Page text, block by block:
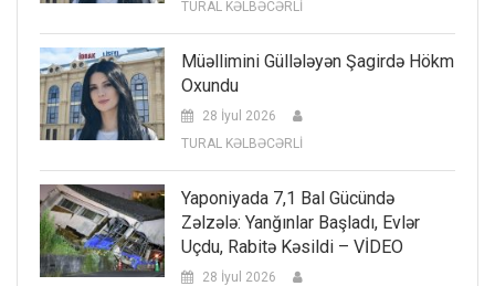
TURAL KƏLBƏCƏRLİ
Müəllimini Güllələyən Şagirdə Hökm
Oxundu
28 İyul 2026
TURAL KƏLBƏCƏRLİ
Yaponiyada 7,1 Bal Gücündə
Zəlzələ: Yanğınlar Başladı, Evlər
Uçdu, Rabitə Kəsildi – VİDEO
28 İyul 2026